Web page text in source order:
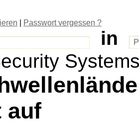
Passwort vergessen ?
in
auf